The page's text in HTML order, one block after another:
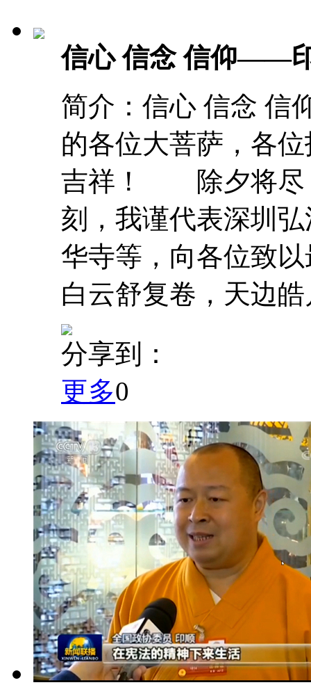
信心 信念 信仰——
简介：信心 信念
的各位大菩萨，各
吉祥！ 除夕将尽
刻，我谨代表深圳
华寺等，向各位致
白云舒复卷，天边
分享到：
更多0